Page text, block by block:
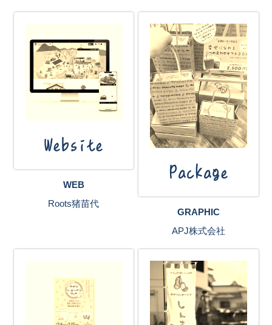
Website
WEB
Roots猪苗代
Package
GRAPHIC
APJ株式会社